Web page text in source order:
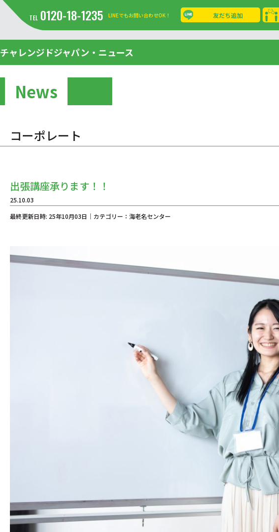
TEL 0120-18-1235 LINEでもお問い合わせOK！ 友だち追加
チャレンジドジャパン・ニュース
News
コーポレート
出張講座承ります！！
25.10.03
最終更新日時: 25年10月03日｜カテゴリー：海老名センター